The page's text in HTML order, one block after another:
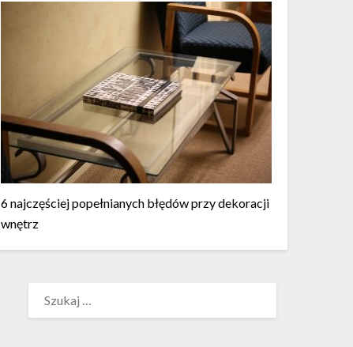
6 najczęściej popełnianych błędów przy dekoracji
wnętrz